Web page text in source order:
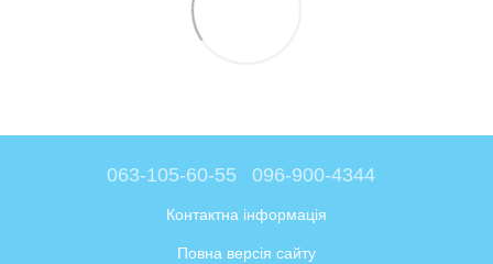
063-105-60-55 096-900-4344
Контактна інформація
Повна версія сайту